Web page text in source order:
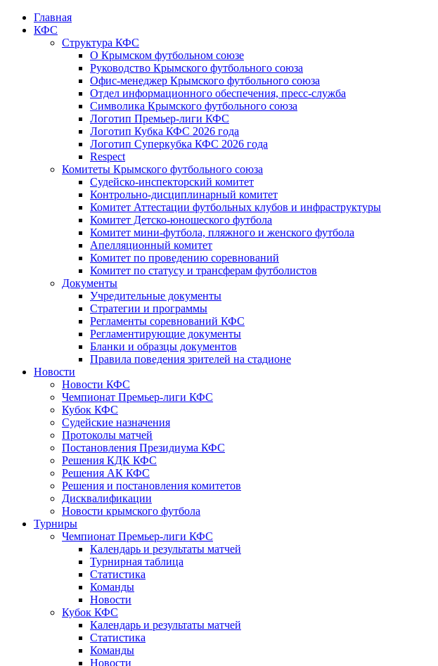
Главная
КФС
Структура КФС
О Крымском футбольном союзе
Руководство Крымского футбольного союза
Офис-менеджер Крымского футбольного союза
Отдел информационного обеспечения, пресс-служба
Символика Крымского футбольного союза
Логотип Премьер-лиги КФС
Логотип Кубка КФС 2026 года
Логотип Суперкубка КФС 2026 года
Respect
Комитеты Крымского футбольного союза
Судейско-инспекторский комитет
Контрольно-дисциплинарный комитет
Комитет Аттестации футбольных клубов и инфраструктуры
Комитет Детско-юношеского футбола
Комитет мини-футбола, пляжного и женского футбола
Апелляционный комитет
Комитет по проведению соревнований
Комитет по статусу и трансферам футболистов
Документы
Учредительные документы
Стратегии и программы
Регламенты соревнований КФС
Регламентирующие документы
Бланки и образцы документов
Правила поведения зрителей на стадионе
Новости
Новости КФС
Чемпионат Премьер-лиги КФС
Кубок КФС
Судейские назначения
Протоколы матчей
Постановления Президиума КФС
Решения КДК КФС
Решения АК КФС
Решения и постановления комитетов
Дисквалификации
Новости крымского футбола
Турниры
Чемпионат Премьер-лиги КФС
Календарь и результаты матчей
Турнирная таблица
Статистика
Команды
Новости
Кубок КФС
Календарь и результаты матчей
Статистика
Команды
Новости